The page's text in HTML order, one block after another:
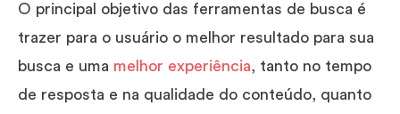
O principal objetivo das ferramentas de busca é
trazer para o usuário o melhor resultado para sua
busca e uma melhor experiência, tanto no tempo
de resposta e na qualidade do conteúdo, quanto